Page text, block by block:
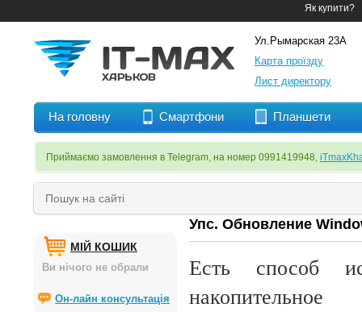
Як купити?
Ул.Рымарская 23А
Карта проїзду
Лист директору
На головну Смартфони Планшети
Приймаємо замовлення в Telegram, на номер 0991419948,
МІЙ КОШИК
Ви нічого не обрали
Он-лайн консультація
Упс. Обновление
Есть способ